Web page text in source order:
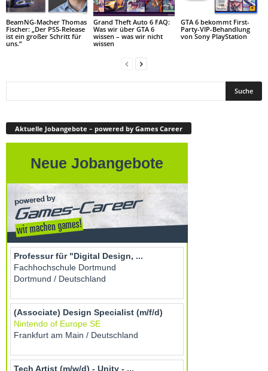
BeamNG-Macher Thomas
Fischer: „Der PS5-Release
ist ein großer Schritt für
uns.“
Grand Theft Auto 6 FAQ:
Was wir über GTA 6
wissen – was wir nicht
wissen
GTA 6 bekommt First-
Party-VIP-Behandlung
von Sony PlayStation
Aktuelle Jobangebote – powered by Games Career